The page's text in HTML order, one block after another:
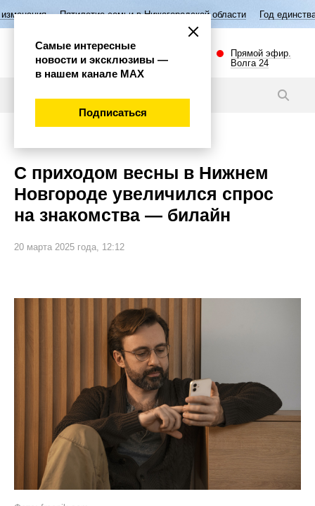
семьи в Нижегородской области Год единства народов
Прямой эфир.
Волга 24
С приходом весны в Нижнем
Новгороде увеличился спрос
на знакомства — билайн
20 марта 2025 года, 12:12
Самые интересные
новости и эксклюзивы —
в нашем канале МАХ
Подписаться